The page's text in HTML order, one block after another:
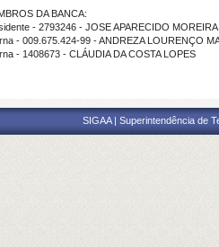
DA BANCA:
- 2793246 - JOSE APARECIDO MOREIRA
- 009.675.424-99 - ANDREZA LOURENÇO
- 1408673 - CLÁUDIA DA COSTA LOPES
SIGAA | Superintendência de